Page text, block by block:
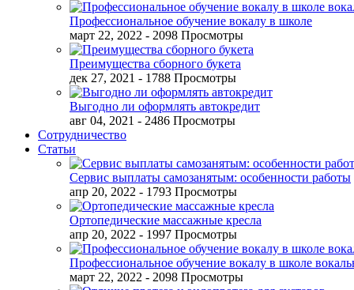
Профессиональное обучение вокалу в школе
март 22, 2022 - 2098 Просмотры
Преимущества сборного букета
дек 27, 2021 - 1788 Просмотры
Выгодно ли оформлять автокредит
авг 04, 2021 - 2486 Просмотры
Сотрудничество
Статьи
Сервис выплаты самозанятым: особенности работы
апр 20, 2022 - 1793 Просмотры
Ортопедические массажные кресла
апр 20, 2022 - 1997 Просмотры
Профессиональное обучение вокалу в школе
март 22, 2022 - 2098 Просмотры